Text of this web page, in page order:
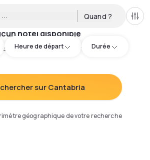
Quand ?
Heure de départ Durée
hôtel disponible
d'ajuster votre recherche:
sur Cantabria
géographique de votre recherche